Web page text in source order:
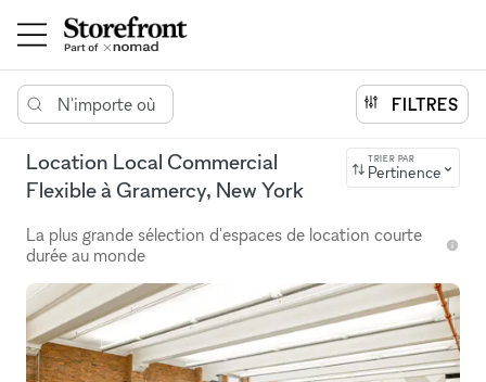
N'importe où FILTRES
Location Local Commercial
Flexible à Gramercy, New York
TRIER PAR
Pertinence
La plus grande sélection d'espaces de location courte
durée au monde